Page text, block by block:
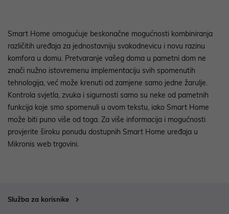
Smart Home omogućuje beskonačne mogućnosti kombiniranja
različitih uređaja za jednostavniju svakodnevicu i novu razinu
komfora u domu. Pretvaranje vašeg doma u pametni dom ne
znači nužno istovremenu implementaciju svih spomenutih
tehnologija, već može krenuti od zamjene samo jedne žarulje.
Kontrola svjetla, zvuka i sigurnosti samo su neke od pametnih
funkcija koje smo spomenuli u ovom tekstu, iako Smart Home
može biti puno više od toga. Za više informacija i mogućnosti
provjerite široku ponudu dostupnih Smart Home uređaja u
Mikronis web trgovini.
Služba za korisnike